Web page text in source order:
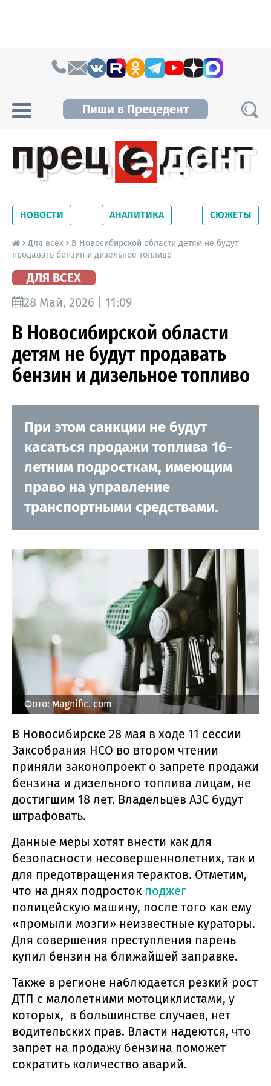
Пиши в Прецедент
Новосибирской области. Читайте свежие
новости на сайте сетевого издания
Precedent.
НОВОСТИ АНАЛИТИКА СЮЖЕТЫ
Для всех
В Новосибирской области детям не будут
продавать бензин и дизельное топливо
ДЛЯ ВСЕХ
28 Май, 2026 | 11:09
В Новосибирской области
детям не будут продавать
бензин и дизельное топливо
При этом санкции не будут
касаться продажи топлива 16-
летним подросткам, имеющим
право на управление
транспортными средствами.
Фото: Magnific. com
В Новосибирске 28 мая в ходе 11 сессии
Заксобрания НСО во втором чтении
приняли законопроект о запрете продажи
бензина и дизельного топлива лицам, не
достигшим 18 лет. Владельцев АЗС будут
штрафовать.
Данные меры хотят внести как для
безопасности несовершеннолетних, так и
для предотвращения терактов. Отметим,
что на днях подросток поджег
полицейскую машину, после того как ему
«промыли мозги» неизвестные кураторы.
Для совершения преступления парень
купил бензин на ближайшей заправке.
Также в регионе наблюдается резкий рост
ДТП с малолетними мотоциклистами, у
которых, в большинстве случаев, нет
водительских прав. Власти надеются, что
запрет на продажу бензина поможет
сократить количество аварий.